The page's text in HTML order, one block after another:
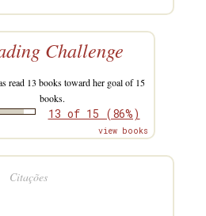
Challenge
read 13 books toward her goal of 15
books.
13 of 15 (86%)
view books
Citações